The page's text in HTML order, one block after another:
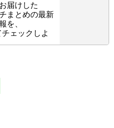
届けした
まとめの最新
を、
チェックしよ